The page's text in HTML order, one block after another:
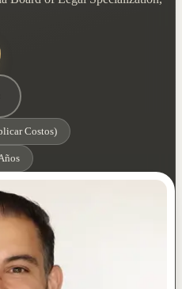
Costos)